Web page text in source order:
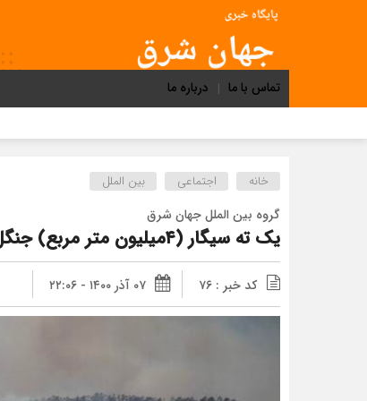
تماس با ما
درباره ما
خانه اجتماعی بین الملل
گروه بین الملل جهان شرق
یک ته سیگار (۴میلیون متر مربع) جنگل را در اسپانیا خاکستر کرد
کد خبر : ۷۶ ۰۷ آذر ۱۴۰۰ - ۲۲:۰۶